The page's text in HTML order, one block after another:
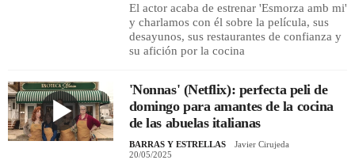
El actor acaba de estrenar 'Esmorza amb mi'
y charlamos con él sobre la película, sus
desayunos, sus restaurantes de confianza y
su afición por la cocina
'Nonnas' (Netflix): perfecta peli de
domingo para amantes de la cocina
de las abuelas italianas
BARRAS Y ESTRELLAS
Javier Cirujeda
20/05/2025